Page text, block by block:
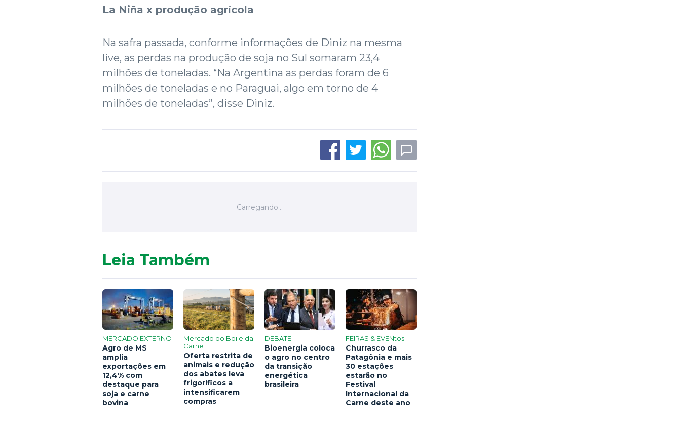
La Niña x produção agrícola
Na safra passada, conforme informações de Diniz na mesma
live, as perdas na produção de soja no Sul somaram 23,4
milhões de toneladas. “Na Argentina as perdas foram de 6
milhões de toneladas e no Paraguai, algo em torno de 4
milhões de toneladas”, disse Diniz.
Leia Também
MERCADO EXTERNO
Agro de MS
amplia
exportações em
12,4% com
destaque para
soja e carne
bovina
Mercado do Boi e da
Carne
Oferta restrita de
animais e redução
dos abates leva
frigoríficos a
intensificarem
compras
DEBATE
Bioenergia coloca
o agro no centro
da transição
energética
brasileira
FEIRAS & EVENtos
Churrasco da
Patagônia e mais
30 estações
estarão no
Festival
Internacional da
Carne deste ano